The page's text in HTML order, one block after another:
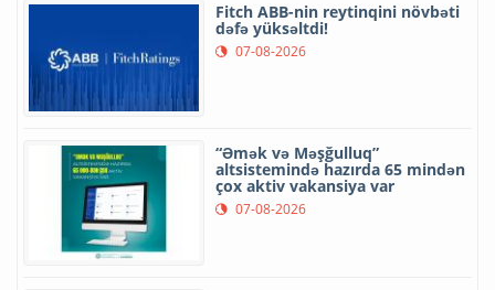
Fitch ABB-nin reytinqini növbəti
dəfə yüksəltdi!
07-08-2026
“Əmək və Məşğulluq”
altsistemində hazırda 65 mindən
çox aktiv vakansiya var
07-08-2026